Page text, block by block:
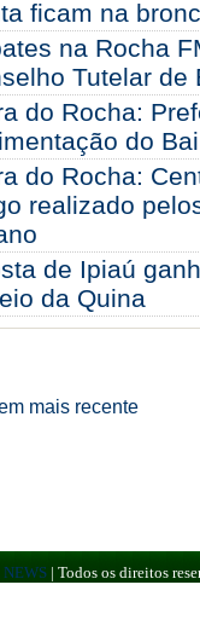
ficam na
na Rocha
Tutelar de
do Rocha:
do
do Rocha:
realizado
de Ipiaú
da Quina
mais recente
| Todos os direitos